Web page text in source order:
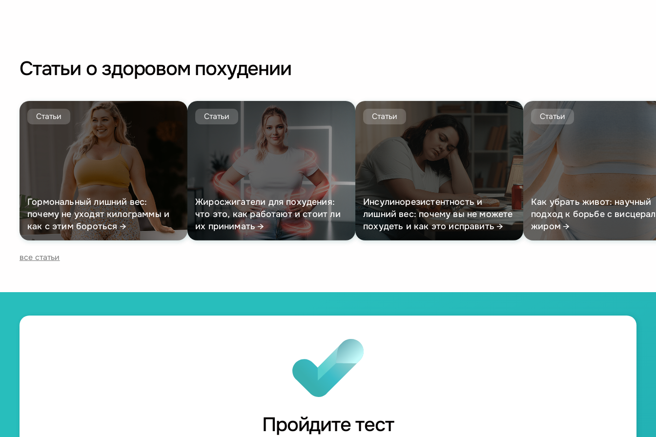
Cтатьи о здоровом похудении
Статьи
Гормональный лишний вес:
почему не уходят килограммы и
как с этим бороться
Статьи
Жиросжигатели для похудения:
что это, как работают и стоит ли
их принимать
Статьи
Инсулинорезистентность и
лишний вес: почему вы не можете
похудеть и как это исправить
Статьи
Как убрать живот: научный
подход к борьбе с
жиром
все статьи
Пройдите тест